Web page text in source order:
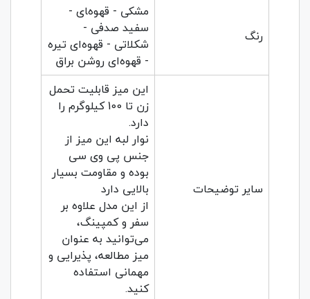
رنگ
مشکی - قهوه‌‍ای -
سفید صدفی -
شکلاتی - قهوه‌ای تیره
- قهوه‌ای روشن براق
سایر توضیحات
این میز قابلیت تحمل
زن تا 100 کیلوگرم را
دارد.
نوار لبه این میز از
جنس پی وی سی
بوده و مقاومت بسیار
بالایی دارد
از این مدل علاوه بر
سفر و کمپینگ،
می‌توانید به عنوان
میز مطالعه، پذیرایی و
مهمانی استفاده
کنید.